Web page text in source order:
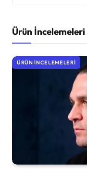
Ürün İncelemeleri
ÜRÜN İNCELEMELERI